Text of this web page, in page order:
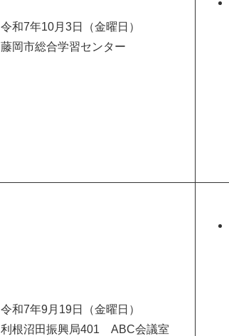
令和7年10月3日（金曜日）
藤岡市総合学習センター
令和7年9月19日（金曜日）
利根沼田振興局401 ABC会議室